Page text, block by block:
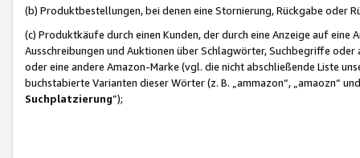
(b) Produktbestellungen, bei denen eine Stornierung, Rückgabe oder
(c) Produktkäufe durch einen Kunden, der durch eine Anzeige auf
Ausschreibungen und Auktionen über Schlagwörter, Suchbegriffe
oder eine andere Amazon-Marke (vgl. die nicht abschließende Liste
buchstabierte Varianten dieser Wörter (z. B. „ammazon“, „amaozn“
Suchplatzierung”);